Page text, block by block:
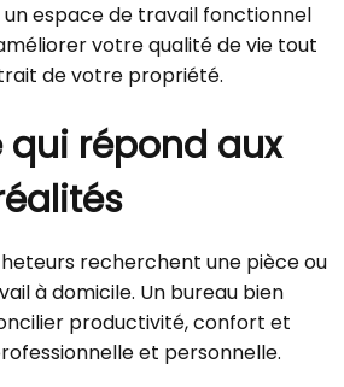
espace de travail fonctionnel
votre qualité de vie tout
de votre propriété.
qui répond aux
recherchent une pièce ou
à domicile. Un bureau bien
productivité, confort et
et personnelle.